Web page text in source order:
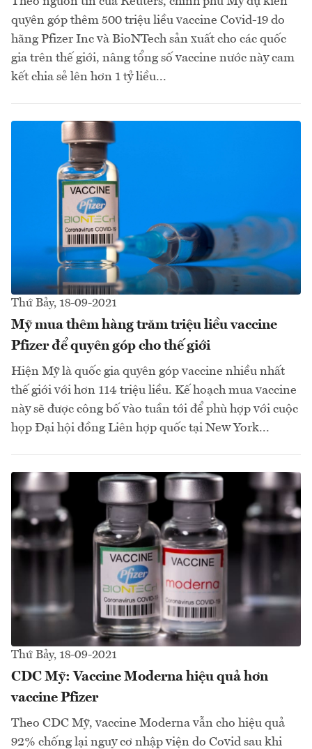
quyên góp thêm 500 triệu liều vaccine Covid-19 do
hãng Pfizer Inc và BioNTech sản xuất cho các quốc
gia trên thế giới, nâng tổng số vaccine nước này cam
kết chia sẻ lên hơn 1 tỷ liều...
Thứ Bảy, 18-09-2021
Mỹ mua thêm hàng trăm triệu liều vaccine
Pfizer để quyên góp cho thế giới
Hiện Mỹ là quốc gia quyên góp vaccine nhiều nhất
thế giới với hơn 114 triệu liều. Kế hoạch mua vaccine
này sẽ được công bố vào tuần tới để phù hợp với cuộc
họp Đại hội đồng Liên hợp quốc tại New York...
Thứ Bảy, 18-09-2021
CDC Mỹ: Vaccine Moderna hiệu quả hơn
vaccine Pfizer
Theo CDC Mỹ, vaccine Moderna vẫn cho hiệu quả
92% chống lại nguy cơ nhập viện do Covid sau khi